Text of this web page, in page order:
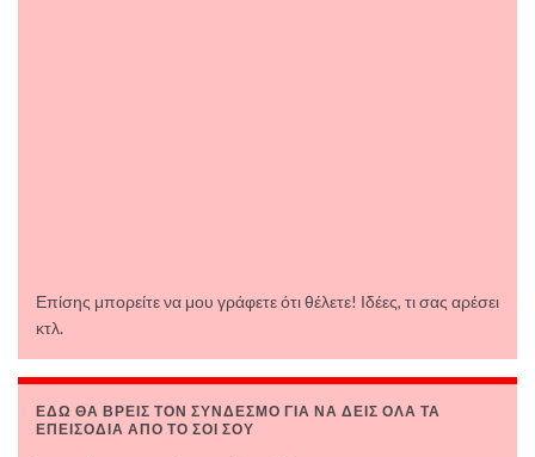
Επίσης μπορείτε να μου γράφετε ότι θέλετε! Ιδέες, τι σας αρέσει
κτλ.
ΕΔΩ ΘΑ ΒΡΕΙΣ ΤΟΝ ΣΥΝΔΕΣΜΟ ΓΙΑ ΝΑ ΔΕΙΣ ΟΛΑ ΤΑ
ΕΠΕΙΣΟΔΙΑ ΑΠΟ ΤΟ ΣΟΙ ΣΟΥ